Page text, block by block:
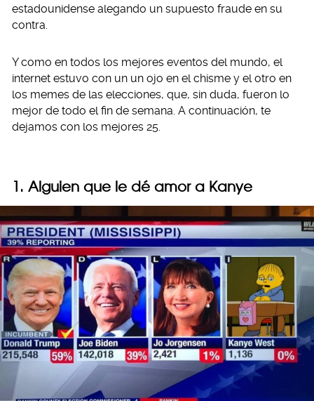
estadounidense alegando un supuesto fraude en su
contra.
Y como en todos los mejores eventos del mundo, el
internet estuvo con un un ojo en el chisme y el otro en
los memes de las elecciones, que, sin duda, fueron lo
mejor de todo el fin de semana. A continuación, te
dejamos con los mejores 25.
1. Alguien que le dé amor a Kanye